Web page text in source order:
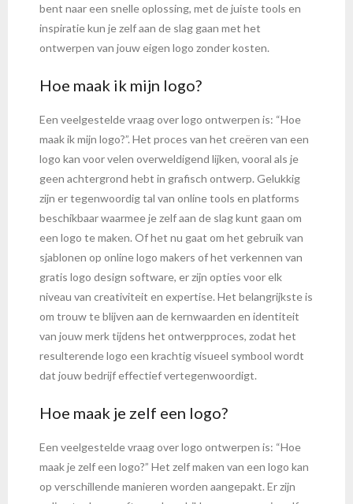
bent naar een snelle oplossing, met de juiste tools en
inspiratie kun je zelf aan de slag gaan met het
ontwerpen van jouw eigen logo zonder kosten.
Hoe maak ik mijn logo?
Een veelgestelde vraag over logo ontwerpen is: “Hoe
maak ik mijn logo?”. Het proces van het creëren van een
logo kan voor velen overweldigend lijken, vooral als je
geen achtergrond hebt in grafisch ontwerp. Gelukkig
zijn er tegenwoordig tal van online tools en platforms
beschikbaar waarmee je zelf aan de slag kunt gaan om
een logo te maken. Of het nu gaat om het gebruik van
sjablonen op online logo makers of het verkennen van
gratis logo design software, er zijn opties voor elk
niveau van creativiteit en expertise. Het belangrijkste is
om trouw te blijven aan de kernwaarden en identiteit
van jouw merk tijdens het ontwerpproces, zodat het
resulterende logo een krachtig visueel symbool wordt
dat jouw bedrijf effectief vertegenwoordigt.
Hoe maak je zelf een logo?
Een veelgestelde vraag over logo ontwerpen is: “Hoe
maak je zelf een logo?” Het zelf maken van een logo kan
op verschillende manieren worden aangepakt. Er zijn